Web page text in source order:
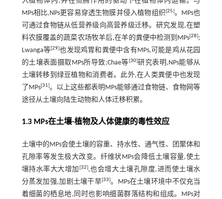
MPs相比,NPs更容易穿透生物膜并侵入植物组织[25]。MPs也
可通过食物链从低营养级向高营养级迁移。研究发现,在塑
料农膜覆盖的蔬菜农场牧羊后,在羊的粪便中检测到MPs[28];
Lwanga等[29]也发现鸡胃和粪便中含有MPs,可能是鸡从花园
的土壤表面摄取MPs所导致;Chae等[30]研究表明,NPs能够从
土壤转移到绿豆植物和消费者。此外,在人类粪便中也发现
了MPs[31]。以上这些都表明MPs能够通过食物链、食物网等
途径从土壤向陆生动物和人体迁移积累。
1.3 MPs在土壤-植物及人体健康的毒性效应
土壤中的MPs会使土壤的容重、持水性、通气性、团聚体和
孔隙率等发生极大改变。纤维状MPs会降低土壤容量,使土
壤持水率大大增加 [32],也会增大土壤孔隙度,进而使土壤水
分蒸发加强,加剧土壤干旱[33]。MPs在土壤环境中不仅充当
着细菌的栖息地,同时也影响细菌群落结构和组成。MPs对